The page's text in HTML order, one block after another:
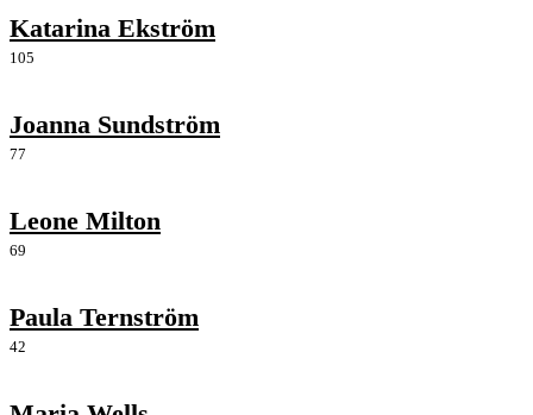
Katarina Ekström
105
Joanna Sundström
77
Leone Milton
69
Paula Ternström
42